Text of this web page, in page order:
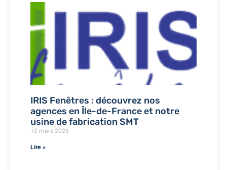
IRIS Fenêtres : découvrez nos
agences en Île-de-France et notre
usine de fabrication SMT
12 mars 2026
Lire »